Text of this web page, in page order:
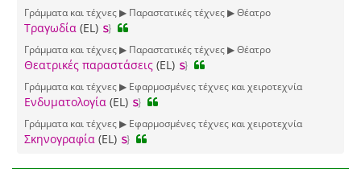
Γράμματα και τέχνες ▶ Παραστατικές τέχνες ▶ Θέατρο
Τραγωδία (EL)
Γράμματα και τέχνες ▶ Παραστατικές τέχνες ▶ Θέατρο
Θεατρικές παραστάσεις (EL)
Γράμματα και τέχνες ▶ Εφαρμοσμένες τέχνες και χειροτεχνία
Ενδυματολογία (EL)
Γράμματα και τέχνες ▶ Εφαρμοσμένες τέχνες και χειροτεχνία
Σκηνογραφία (EL)